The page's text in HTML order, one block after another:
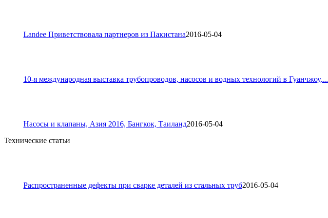
Landee Приветствовала партнеров из Пакистана2016-05-04
10-я международная выставка трубопроводов, насосов и водных технологий в Гуанчжоу,...
Насосы и клапаны, Азия 2016, Бангкок, Таиланд2016-05-04
Технические статьи
Распространенные дефекты при сварке деталей из стальных труб2016-05-04